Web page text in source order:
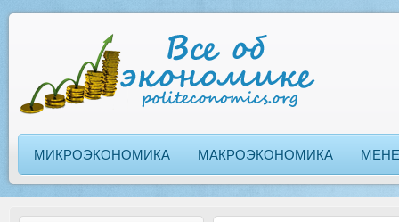
МИКРОЭКОНОМИКА МАКРОЭКОНОМИКА